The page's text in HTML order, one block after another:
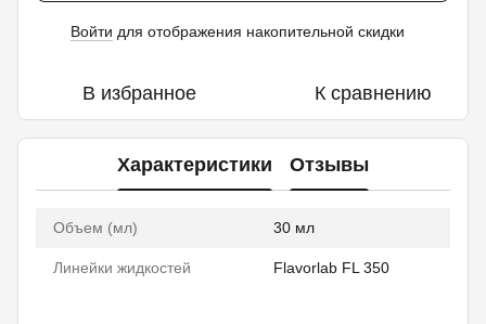
Войти для отображения накопительной скидки
В избранное К сравнению
Характеристики Отзывы
Объем (мл) 30 мл
Линейки жидкостей Flavorlab FL 350